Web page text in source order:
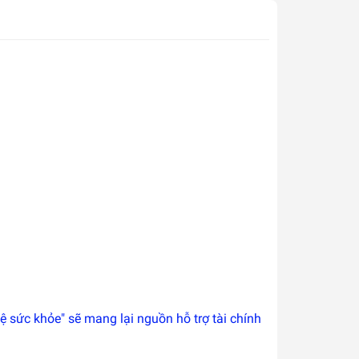
sức khỏe" sẽ mang lại nguồn hỗ trợ tài chính